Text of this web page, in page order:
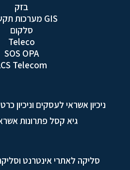
בזק
GIS מערכות תקשורת
סלקום
Teleco
SOS OPA
LCS Telecom
ניכיון אשראי לעסקים וניכיון
גיא קסל פתרונות
סליקה לאתרי אינטרנט